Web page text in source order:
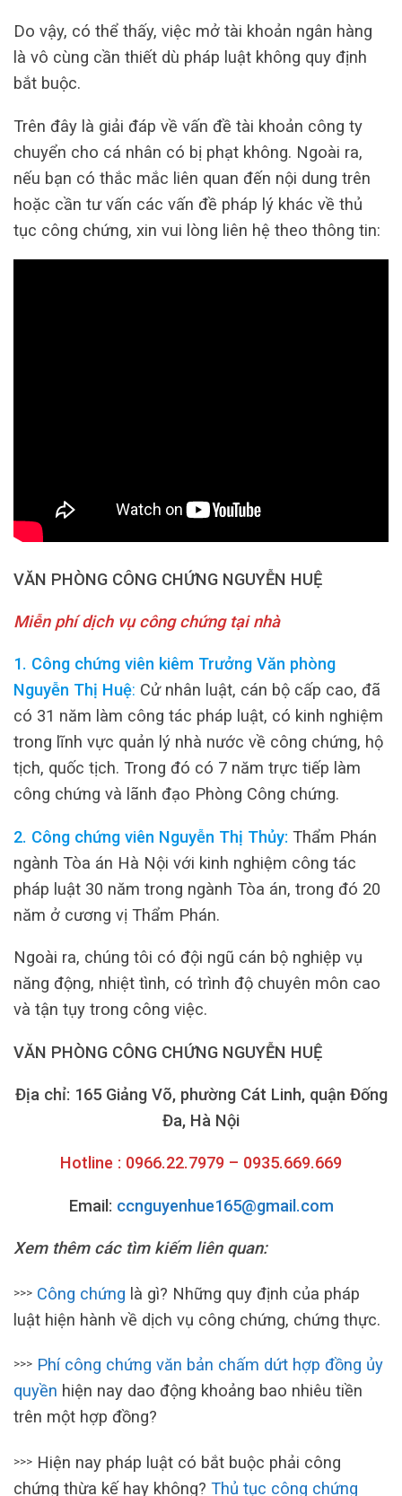
Do vậy, có thể thấy, việc mở tài khoản ngân hàng
là vô cùng cần thiết dù pháp luật không quy định
bắt buộc.
Trên đây là giải đáp về vấn đề tài khoản công ty
chuyển cho cá nhân có bị phạt không. Ngoài ra,
nếu bạn có thắc mắc liên quan đến nội dung trên
hoặc cần tư vấn các vấn đề pháp lý khác về thủ
tục công chứng, xin vui lòng liên hệ theo thông tin:
VĂN PHÒNG CÔNG CHỨNG NGUYỄN HUỆ
Miễn phí dịch vụ công chứng tại nhà
1. Công chứng viên kiêm Trưởng Văn phòng
Nguyễn Thị Huệ: Cử nhân luật, cán bộ cấp cao, đã
có 31 năm làm công tác pháp luật, có kinh nghiệm
trong lĩnh vực quản lý nhà nước về công chứng, hộ
tịch, quốc tịch. Trong đó có 7 năm trực tiếp làm
công chứng và lãnh đạo Phòng Công chứng.
2. Công chứng viên Nguyễn Thị Thủy: Thẩm Phán
ngành Tòa án Hà Nội với kinh nghiệm công tác
pháp luật 30 năm trong ngành Tòa án, trong đó 20
năm ở cương vị Thẩm Phán.
Ngoài ra, chúng tôi có đội ngũ cán bộ nghiệp vụ
năng động, nhiệt tình, có trình độ chuyên môn cao
và tận tụy trong công việc.
VĂN PHÒNG CÔNG CHỨNG NGUYỄN HUỆ
Địa chỉ: 165 Giảng Võ, phường Cát Linh, quận Đống
Đa, Hà Nội
Hotline : 0966.22.7979 – 0935.669.669
Email: ccnguyenhue165@gmail.com
Xem thêm các tìm kiếm liên quan:
>>> Công chứng là gì? Những quy định của pháp
luật hiện hành về dịch vụ công chứng, chứng thực.
>>> Phí công chứng văn bản chấm dứt hợp đồng ủy
quyền hiện nay dao động khoảng bao nhiêu tiền
trên một hợp đồng?
>>> Hiện nay pháp luật có bắt buộc phải công
chứng thừa kế hay không? Thủ tục công chứng